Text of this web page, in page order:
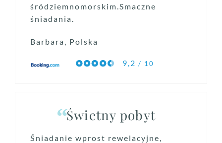
śródziemnomorskim.Smaczne
śniadania.
Barbara, Polska
9,2 / 10
Świetny pobyt
Śniadanie wprost rewelacyjne,